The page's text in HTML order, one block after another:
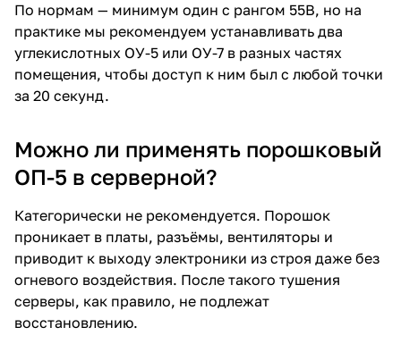
По нормам — минимум один с рангом 55В, но на
практике мы рекомендуем устанавливать два
углекислотных ОУ-5 или ОУ-7 в разных частях
помещения, чтобы доступ к ним был с любой точки
за 20 секунд.
Можно ли применять порошковый
ОП-5 в серверной?
Категорически не рекомендуется. Порошок
проникает в платы, разъёмы, вентиляторы и
приводит к выходу электроники из строя даже без
огневого воздействия. После такого тушения
серверы, как правило, не подлежат
восстановлению.